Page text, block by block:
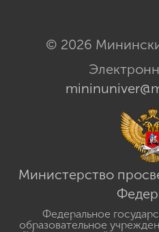
© 2026
Министерство
Федеральное
образовательное